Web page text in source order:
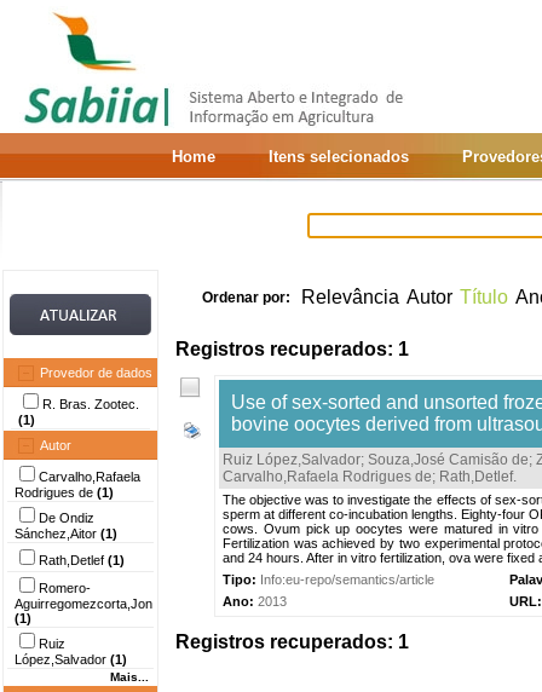
Home Itens selecionados
Provedor de dados
R. Bras. Zootec.
(1)
Autor
Carvalho,Rafaela
Rodrigues de (1)
De Ondiz
Sánchez,Aitor (1)
Rath,Detlef (1)
Romero-
Aguirregomezcorta,Jon
(1)
Ruiz
López,Salvador (1)
Mais...
Ordenar por: Relevância Autor Título
Registros recuperados: 1
Use of sex-sorted and unsorted
bovine oocytes derived from
Ruiz López,Salvador; Souza,José Camisão de;
Carvalho,Rafaela Rodrigues de; Rath,Detlef.
The objective was to investigate the effects of sex-
sperm at different co-incubation lengths. Eighty-four
cows. Ovum pick up oocytes were matured in
Fertilization was achieved by two experimental
and 24 hours. After in vitro fertilization, ova were
Tipo: Info:eu-repo/semantics/article
Ano: 2013
Registros recuperados: 1